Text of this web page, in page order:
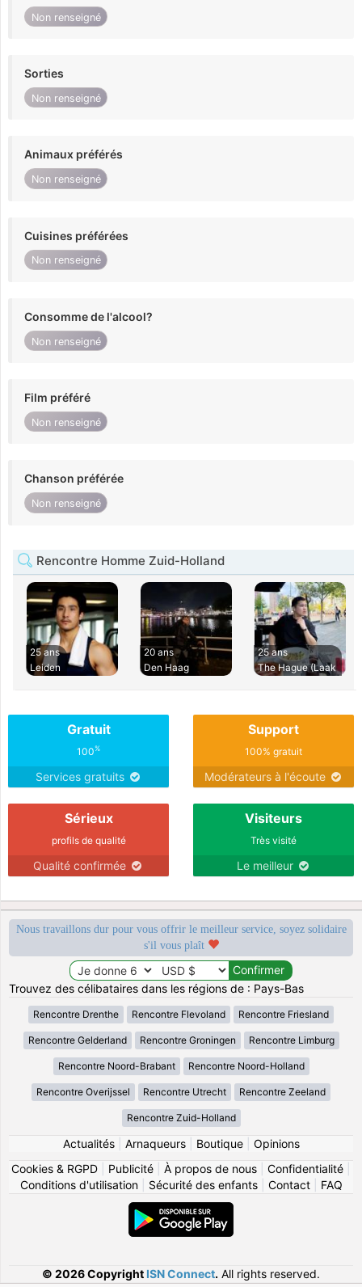
Non renseigné
Sorties
Non renseigné
Animaux préférés
Non renseigné
Cuisines préférées
Non renseigné
Consomme de l'alcool?
Non renseigné
Film préféré
Non renseigné
Chanson préférée
Non renseigné
Rencontre Homme Zuid-Holland
25 ans
Leiden
20 ans
Den Haag
25 ans
The Hague (Laak
Gratuit
100%
Services gratuits
Support
100% gratuit
Modérateurs à l'écoute
Sérieux
profils de qualité
Qualité confirmée
Visiteurs
Très visité
Le meilleur
Nous travaillons dur pour vous offrir le meilleur service, soyez solidaire
s'il vous plaît
Trouvez des célibataires dans les régions de : Pays-Bas
Rencontre Drenthe Rencontre Flevoland Rencontre Friesland
Rencontre Gelderland Rencontre Groningen Rencontre Limburg
Rencontre Noord-Brabant Rencontre Noord-Holland
Rencontre Overijssel Rencontre Utrecht Rencontre Zeeland
Rencontre Zuid-Holland
Actualités| Arnaqueurs| Boutique| Opinions
Cookies & RGPD
Publicité À propos de nous Confidentialité
Conditions d'utilisation| Sécurité des enfants| Contact| FAQ
© 2026 Copyright ISN Connect. All rights reserved.